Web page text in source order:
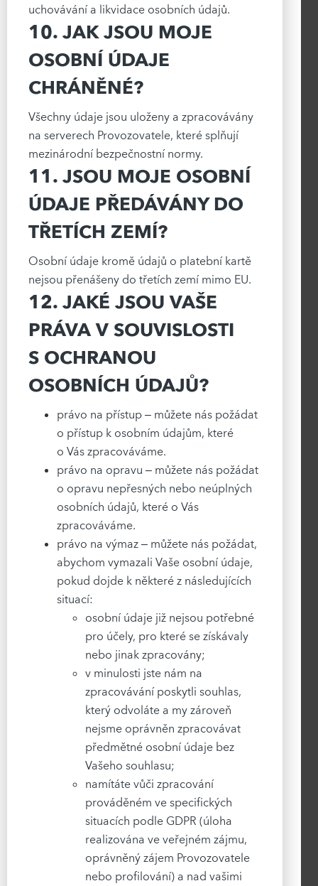
uchovávání a likvidace osobních údajů.
10. JAK JSOU MOJE
OSOBNÍ ÚDAJE
CHRÁNĚNÉ?
Všechny údaje jsou uloženy a zpracovávány
na serverech Provozovatele, které splňují
mezinárodní bezpečnostní normy.
11. JSOU MOJE OSOBNÍ
ÚDAJE PŘEDÁVÁNY DO
TŘETÍCH ZEMÍ?
Osobní údaje kromě údajů o platební kartě
nejsou přenášeny do třetích zemí mimo EU.
12. JAKÉ JSOU VAŠE
PRÁVA V SOUVISLOSTI
S OCHRANOU
OSOBNÍCH ÚDAJŮ?
právo na přístup – můžete nás požádat
o přístup k osobním údajům, které
o Vás zpracováváme.
právo na opravu – můžete nás požádat
o opravu nepřesných nebo neúplných
osobních údajů, které o Vás
zpracováváme.
právo na výmaz – můžete nás požádat,
abychom vymazali Vaše osobní údaje,
pokud dojde k některé z následujících
situací:
osobní údaje již nejsou potřebné
pro účely, pro které se získávaly
nebo jinak zpracovány;
v minulosti jste nám na
zpracovávání poskytli souhlas,
který odvoláte a my zároveň
nejsme oprávněn zpracovávat
předmětné osobní údaje bez
Vašeho souhlasu;
namítáte vůči zpracování
prováděném ve specifických
situacích podle GDPR (úloha
realizována ve veřejném zájmu,
oprávněný zájem Provozovatele
nebo profilování) a nad vašimi